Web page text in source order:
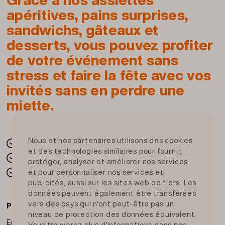
fromage suisse à pâte molle, gras, aulait
thermisé
Cornichons
cornichons, vinaigre de vin blanc et d'alcool,
eau, sucre, sel de cuisine iodé, extraits
d'épices, conservateur: E 202, antioxydant:
disulfite de potassium
Radis rouge ; Tomates Cherry
Déclaration
Provenance: Suisse
N° d'article : 0707.250.069.90
apéritives, pains surprises,
sandwichs, gâteaux et
desserts, vous pouvez profiter
de votre événement sans
stress et faire la fête avec vos
invités sans en perdre une
miette.
Une solution fiable et rapide
La fraîcheur de votre Migros
Dans toute la Suisse
Paiement sur place
En espèces ou avec carte
Nous et nos partenaires utilisons des cookies
et des technologies similaires pour fournir,
protéger, analyser et améliorer nos services
et pour personnaliser nos services et
publicités, aussi sur les sites web de tiers. Les
données peuvent également être transférées
vers des pays qui n'ont peut-être pas un
niveau de protection des données équivalent.